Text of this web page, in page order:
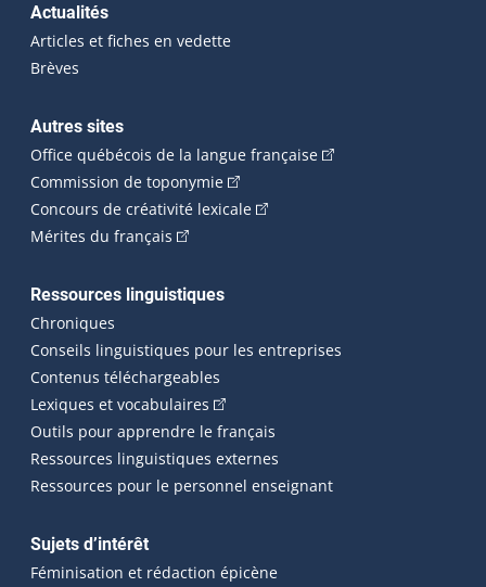
Actualités
Articles et fiches en vedette
Brèves
Autres sites
Office québécois de la langue française(Cet hyperlien
Commission de toponymie(Cet hyperlien externe s'ouvrira
Concours de créativité lexicale(Cet hyperlien externe
Mérites du français (Cet hyperlien externe s'ouvrira dans une
Ressources linguistiques
Chroniques
Conseils linguistiques pour les entreprises
Contenus téléchargeables
Lexiques et vocabulaires (Cet hyperlien externe s'ouvrira
Outils pour apprendre le français
Ressources linguistiques externes
Ressources pour le personnel enseignant
Sujets d’intérêt
Féminisation et rédaction épicène